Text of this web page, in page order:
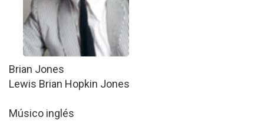
Brian Jones
Lewis Brian Hopkin Jones
Músico inglés